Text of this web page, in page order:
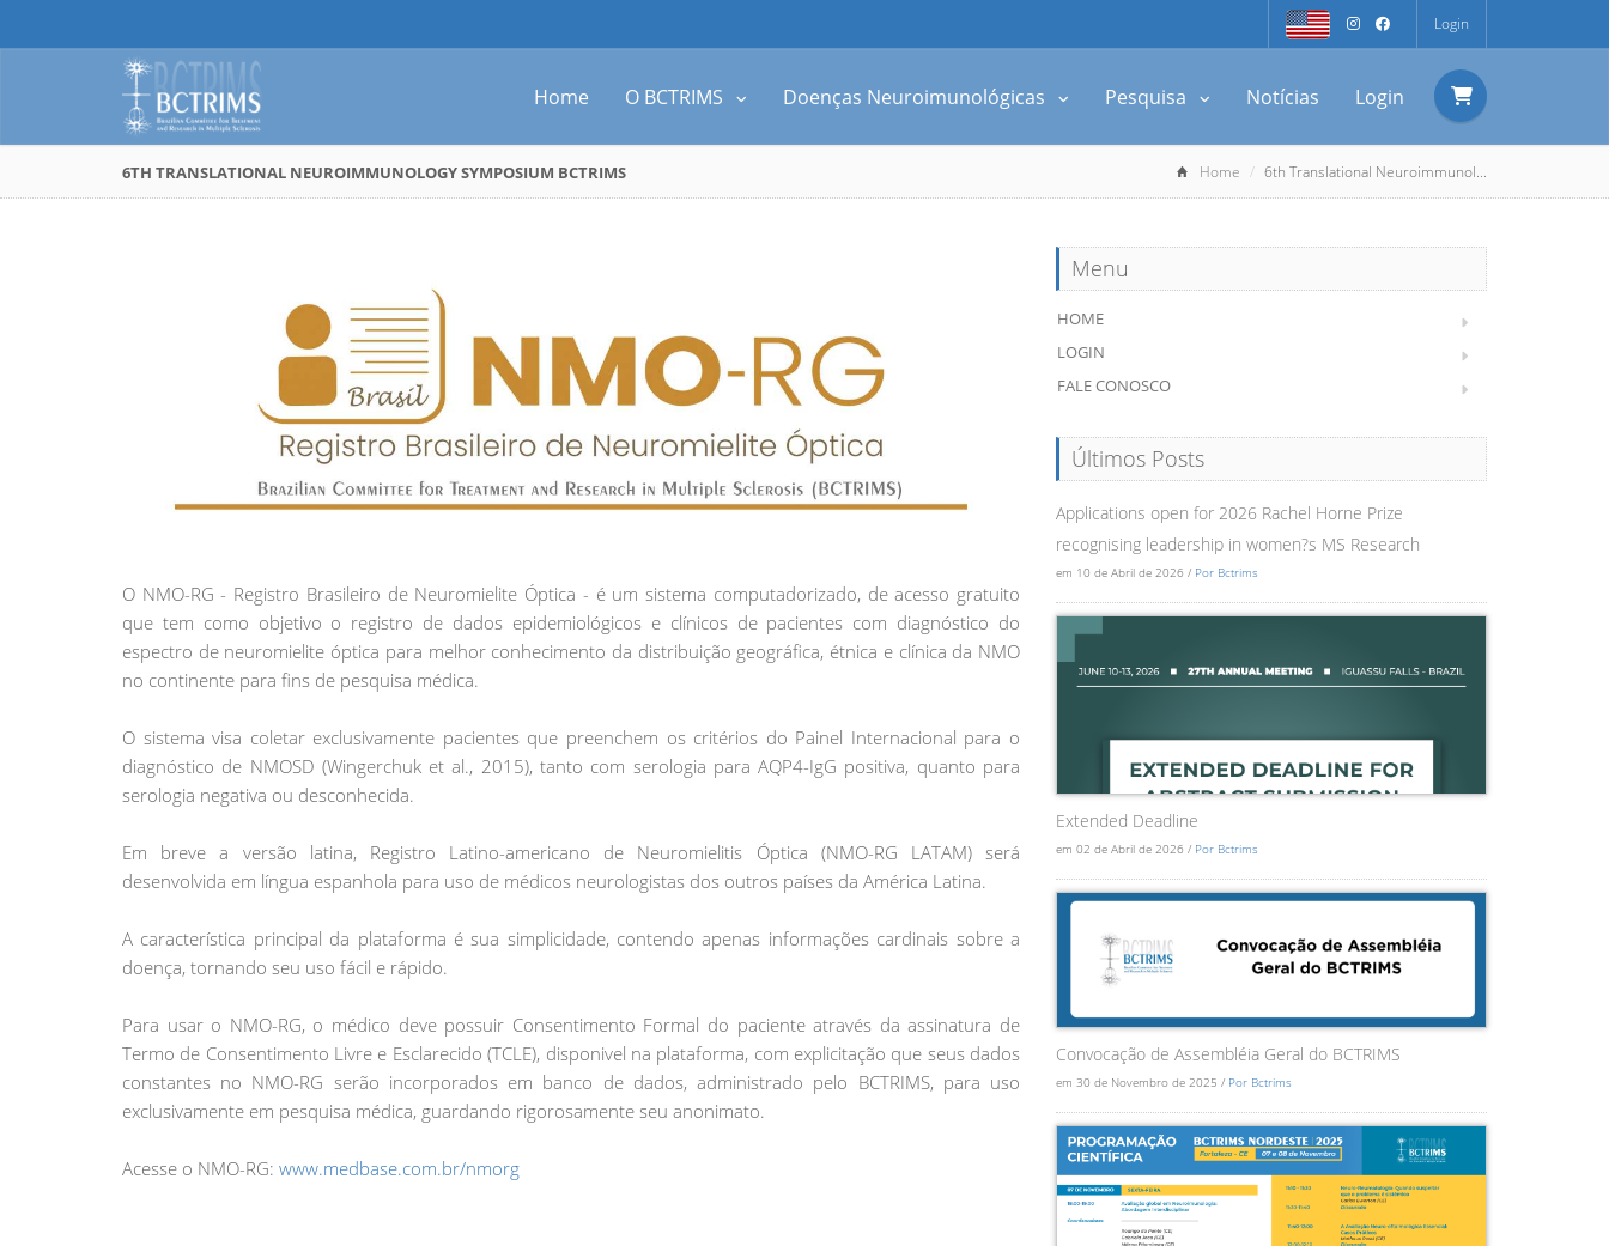
Login
Home O BCTRIMS Doenças Neuroimunológicas Pesquisa Notícias Login
6TH TRANSLATIONAL NEUROIMMUNOLOGY SYMPOSIUM BCTRIMS Home 6th Translational Neuroimmunol...
O NMO-RG - Registro Brasileiro de Neuromielite Óptica - é um sistema computadorizado, de acesso gratuito
que tem como objetivo o registro de dados epidemiológicos e clínicos de pacientes com diagnóstico do
espectro de neuromielite óptica para melhor conhecimento da distribuição geográfica, étnica e clínica da NMO
no continente para fins de pesquisa médica.
O sistema visa coletar exclusivamente pacientes que preenchem os critérios do Painel Internacional para o
diagnóstico de NMOSD (Wingerchuk et al., 2015), tanto com serologia para AQP4-IgG positiva, quanto para
serologia negativa ou desconhecida.
Em breve a versão latina, Registro Latino-americano de Neuromielitis Óptica (NMO-RG LATAM) será
desenvolvida em língua espanhola para uso de médicos neurologistas dos outros países da América Latina.
A característica principal da plataforma é sua simplicidade, contendo apenas informações cardinais sobre a
doença, tornando seu uso fácil e rápido.
Para usar o NMO-RG, o médico deve possuir Consentimento Formal do paciente através da assinatura de
Termo de Consentimento Livre e Esclarecido (TCLE), disponivel na plataforma, com explicitação que seus dados
constantes no NMO-RG serão incorporados em banco de dados, administrado pelo BCTRIMS, para uso
exclusivamente em pesquisa médica, guardando rigorosamente seu anonimato.
Acesse o NMO-RG: www.medbase.com.br/nmorg
Menu
HOME
LOGIN
FALE CONOSCO
Últimos Posts
Applications open for 2026 Rachel Horne Prize
recognising leadership in women?s MS Research
em 10 de Abril de 2026 / Por Bctrims
Extended Deadline
em 02 de Abril de 2026 / Por Bctrims
Convocação de Assembléia Geral do BCTRIMS
em 30 de Novembro de 2025 / Por Bctrims